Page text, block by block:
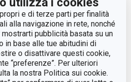
e di terze parti per finalità
alla navigazione in rete, nonché
pubblicità basata su un
in base alle tue abitudini di
o disattivare questi cookie,
“preferenze”. Per ulteriori
la nostra Politica sui cookie.
rattan
bastoncini
8595028404425